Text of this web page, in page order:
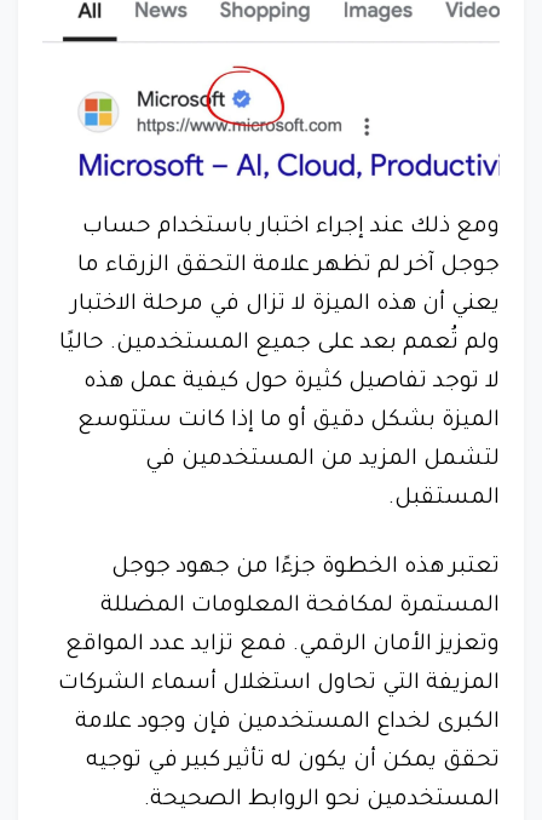
ومع ذلك عند إجراء اختبار باستخدام حساب
جوجل آخر لم تظهر علامة التحقق الزرقاء ما
يعني أن هذه الميزة لا تزال في مرحلة الاختبار
ولم تُعمم بعد على جميع المستخدمين. حاليًا
لا توجد تفاصيل كثيرة حول كيفية عمل هذه
الميزة بشكل دقيق أو ما إذا كانت ستتوسع
لتشمل المزيد من المستخدمين في
المستقبل.
تعتبر هذه الخطوة جزءًا من جهود جوجل
المستمرة لمكافحة المعلومات المضللة
وتعزيز الأمان الرقمي. فمع تزايد عدد المواقع
المزيفة التي تحاول استغلال أسماء الشركات
الكبرى لخداع المستخدمين فإن وجود علامة
تحقق يمكن أن يكون له تأثير كبير في توجيه
المستخدمين نحو الروابط الصحيحة.